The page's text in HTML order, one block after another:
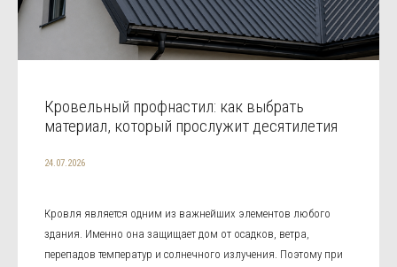
Кровельный профнастил: как выбрать
материал, который прослужит десятилетия
24.07.2026
Кровля является одним из важнейших элементов любого
здания. Именно она защищает дом от осадков, ветра,
перепадов температур и солнечного излучения. Поэтому при